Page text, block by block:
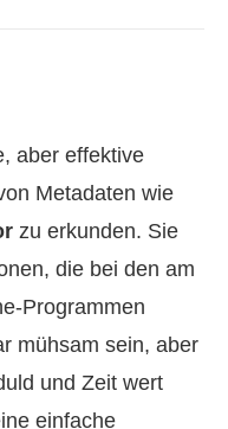
aber effektive
Metadaten wie
zu erkunden. Sie
die bei den am
Programmen
mühsam sein, aber
und Zeit wert
einfache